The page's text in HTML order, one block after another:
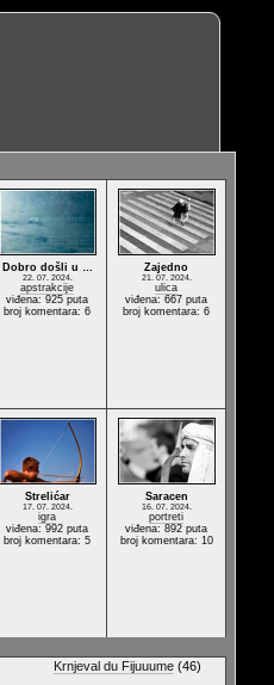
Dobro došli u …
22. 07. 2024.
apstrakcije
viđena: 925 puta
broj komentara: 6
Zajedno
21. 07. 2024.
ulica
viđena: 667 puta
broj komentara: 6
Strelićar
17. 07. 2024.
igra
viđena: 992 puta
broj komentara: 5
Saracen
16. 07. 2024.
portreti
viđena: 892 puta
broj komentara: 10
Krnjeval du Fijuuume (46)